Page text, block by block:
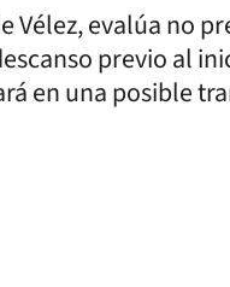
Vélez, evalúa no
previo al
en una posible